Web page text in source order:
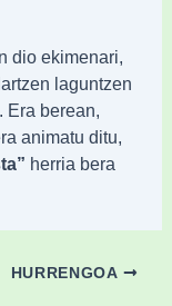
dio ekimenari,
laguntzen
Era berean,
animatu ditu,
herria bera
HURRENGOA